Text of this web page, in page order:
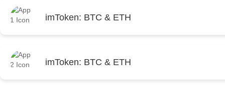
imToken: BTC & ETH
imToken: BTC & ETH